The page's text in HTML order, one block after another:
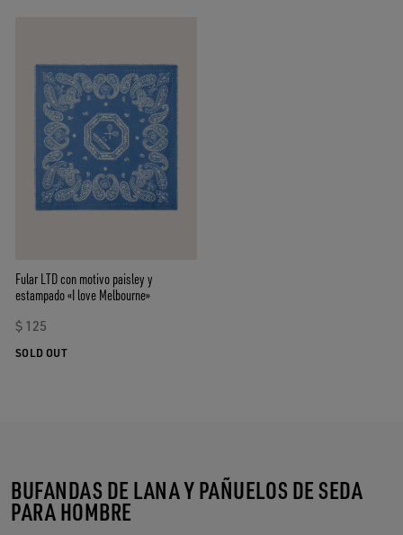
Fular LTD con motivo paisley y
estampado «I love Melbourne»
$ 125
SOLD OUT
BUFANDAS DE LANA Y PAÑUELOS DE SEDA
PARA HOMBRE